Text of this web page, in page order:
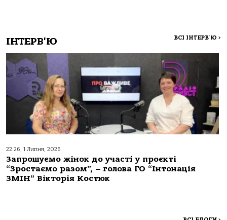
ІНТЕРВ'Ю ВСІ ІНТЕРВ'Ю >
22:26, 1 Липня, 2026
Запрошуємо жінок до участі у проєкті
“Зростаємо разом”, – голова ГО “Інтонація
ЗМІН” Вікторія Костюк